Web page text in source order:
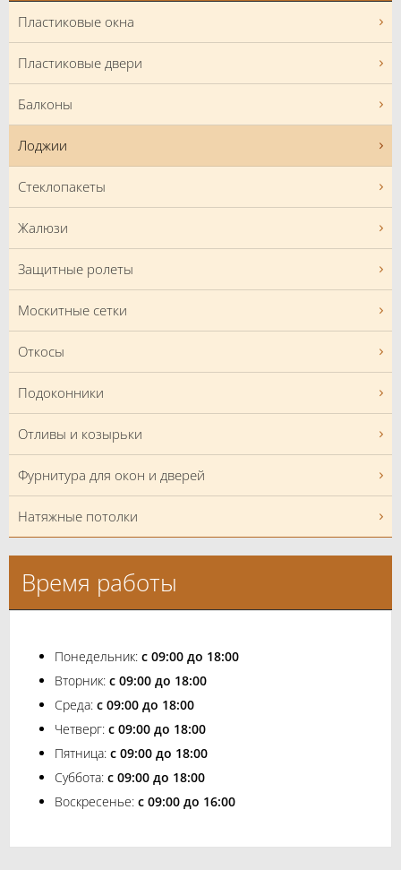
Пластиковые окна
Пластиковые двери
Балконы
Лоджии
Стеклопакеты
Жалюзи
Защитные ролеты
Москитные сетки
Откосы
Подоконники
Отливы и козырьки
Фурнитура для окон и дверей
Натяжные потолки
Время работы
Понедельник: с 09:00 до 18:00
Вторник: с 09:00 до 18:00
Среда: с 09:00 до 18:00
Четверг: с 09:00 до 18:00
Пятница: с 09:00 до 18:00
Суббота: с 09:00 до 18:00
Воскресенье: с 09:00 до 16:00